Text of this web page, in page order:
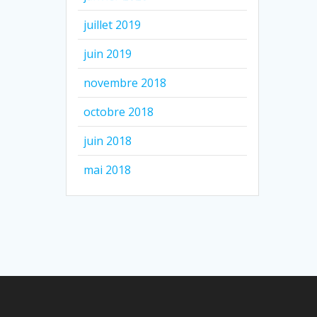
juillet 2019
juin 2019
novembre 2018
octobre 2018
juin 2018
mai 2018